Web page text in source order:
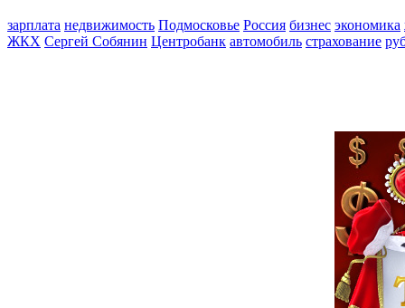
зарплата недвижимость Подмосковье Россия бизнес экономика
ЖКХ Сергей Собянин Центробанк автомобиль страхование